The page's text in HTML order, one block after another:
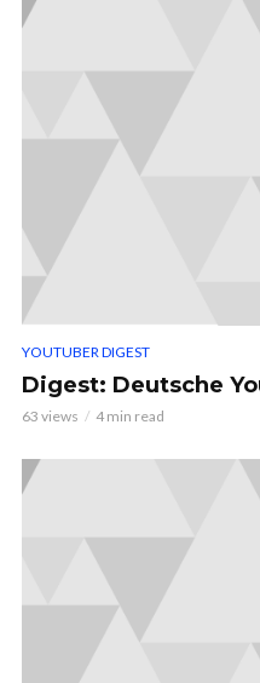
YOUTUBER DIGEST
Digest: Deutsche
63 views 4 min read